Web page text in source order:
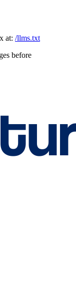
at: /llms.txt
before